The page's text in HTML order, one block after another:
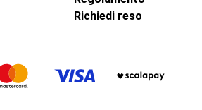
Richiedi reso